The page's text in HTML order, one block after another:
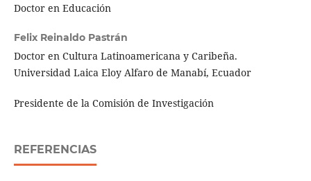
Doctor en Educación
Felix Reinaldo Pastrán
Doctor en Cultura Latinoamericana y Caribeña.
Universidad Laica Eloy Alfaro de Manabí, Ecuador
Presidente de la Comisión de Investigación
REFERENCIAS